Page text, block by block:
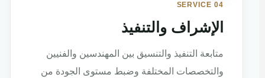
SERVICE 04
الإشراف والتنفيذ
متابعة التنفيذ والتنسيق بين المهندسين والفنيين
والتخصصات المختلفة وضبط مستوى الجودة من